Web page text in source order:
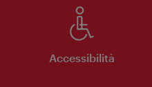
Accessibilità